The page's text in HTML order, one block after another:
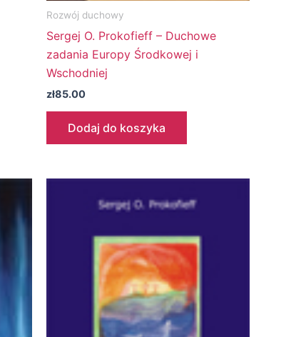
Rozwój duchowy
Sergej O. Prokofieff – Duchowe
zadania Europy Środkowej i
Wschodniej
zł85.00
Dodaj do koszyka